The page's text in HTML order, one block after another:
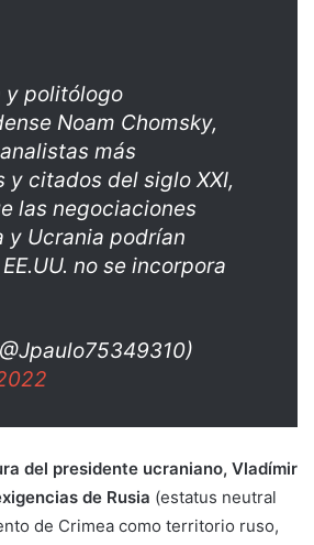
y politólogo
Noam Chomsky,
más
y citados del siglo XXI,
las negociaciones
y Ucrania podrían
no se incorpora
del presidente ucraniano, Vladímir
de Rusia (estatus neutral
de Crimea como territorio ruso,